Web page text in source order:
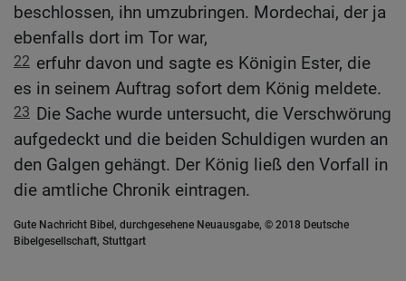
beschlossen, ihn umzubringen. Mordechai, der ja
ebenfalls dort im Tor war,
22 erfuhr davon und sagte es Königin Ester, die
es in seinem Auftrag sofort dem König meldete.
23 Die Sache wurde untersucht, die Verschwörung
aufgedeckt und die beiden Schuldigen wurden an
den Galgen gehängt. Der König ließ den Vorfall in
die amtliche Chronik eintragen.
Gute Nachricht Bibel, durchgesehene Neuausgabe, © 2018 Deutsche
Bibelgesellschaft, Stuttgart